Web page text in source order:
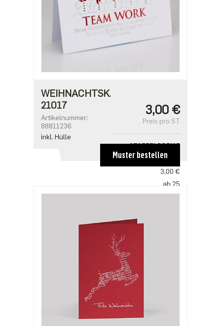
WEIHNACHTSKARTE
21017
Artikelnummer:
88811236
inkl. Hülle
3,00 €
Preis pro ST
STAFFELPREISE
ab 1
3,00 €
ab 25
2,50 €
Muster bestellen